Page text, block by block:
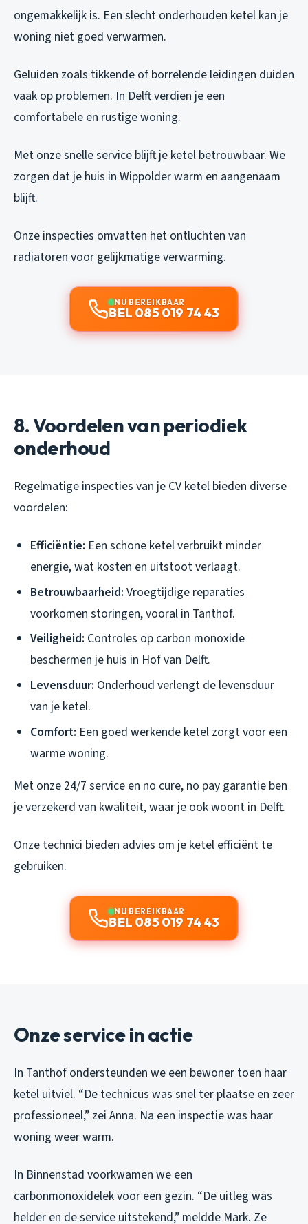
ongemakkelijk is. Een slecht onderhouden ketel kan je
woning niet goed verwarmen.
Geluiden zoals tikkende of borrelende leidingen duiden
vaak op problemen. In Delft verdien je een
comfortabele en rustige woning.
Met onze snelle service blijft je ketel betrouwbaar. We
zorgen dat je huis in Wippolder warm en aangenaam
blijft.
Onze inspecties omvatten het ontluchten van
radiatoren voor gelijkmatige verwarming.
NU BEREIKBAAR
BEL 085 019 74 43
8. Voordelen van periodiek
onderhoud
Regelmatige inspecties van je CV ketel bieden diverse
voordelen:
Efficiëntie: Een schone ketel verbruikt minder
energie, wat kosten en uitstoot verlaagt.
Betrouwbaarheid: Vroegtijdige reparaties
voorkomen storingen, vooral in Tanthof.
Veiligheid: Controles op carbon monoxide
beschermen je huis in Hof van Delft.
Levensduur: Onderhoud verlengt de levensduur
van je ketel.
Comfort: Een goed werkende ketel zorgt voor een
warme woning.
Met onze 24/7 service en no cure, no pay garantie ben
je verzekerd van kwaliteit, waar je ook woont in Delft.
Onze technici bieden advies om je ketel efficiënt te
gebruiken.
NU BEREIKBAAR
BEL 085 019 74 43
Onze service in actie
In Tanthof ondersteunden we een bewoner toen haar
ketel uitviel. “De technicus was snel ter plaatse en zeer
professioneel,” zei Anna. Na een inspectie was haar
woning weer warm.
In Binnenstad voorkwamen we een
carbonmonoxidelek voor een gezin. “De uitleg was
helder en de service uitstekend,” meldde Mark. Ze